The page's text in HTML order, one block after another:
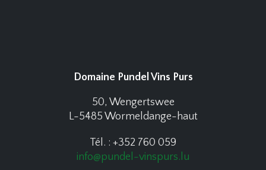
Domaine Pundel Vins Purs
50, Wengertswee
L-5485 Wormeldange-haut
Tél. : +352 760 059
info@pundel-vinspurs.lu